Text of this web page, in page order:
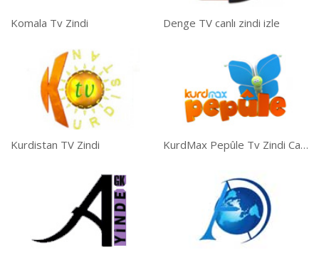
Komala Tv Zindi Denge TV canlı zindi izle
Kurdistan TV Zindi KurdMax Pepûle Tv Zindi Canli İzle